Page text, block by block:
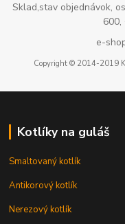
Sklad,stav objednávok,
e-
Copyright © 2014-2019
Kotlíky na guláš
Smaltovaný kotlík
Antikorový kotlík
Nerezový kotlík